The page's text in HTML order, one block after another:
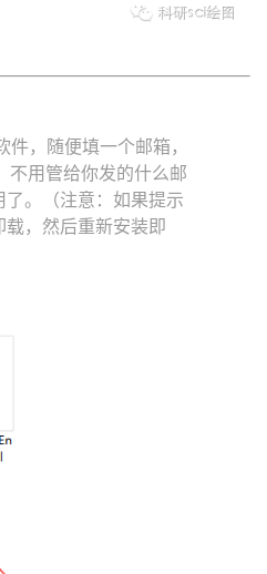
，随便填一个邮箱，
不用管给你发的什么邮
。（注意：如果提示
，然后重新安装即